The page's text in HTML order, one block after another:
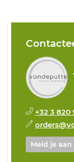
+32 3 820
Meld je